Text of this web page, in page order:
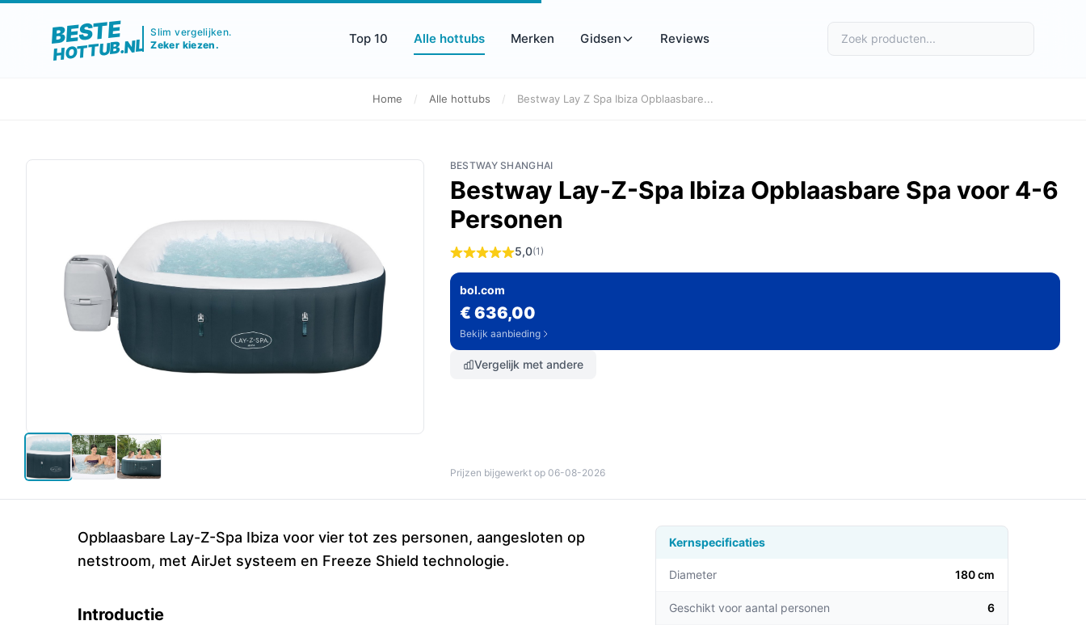
BESTE
HOTTUB.NL
Slim vergelijken.
Zeker kiezen.
Top 10 Alle hottubs Merken Gidsen Reviews
Home / Alle hottubs / Bestway Lay Z Spa Ibiza Opblaasbare...
BESTWAY SHANGHAI
Bestway Lay-Z-Spa Ibiza Opblaasbare Spa voor 4-6
Personen
5,0(1)
bol.com
€ 636,00
Bekijk aanbieding
Vergelijk met andere
Prijzen bijgewerkt op 06-08-2026
Opblaasbare Lay-Z-Spa Ibiza voor vier tot zes personen, aangesloten op
netstroom, met AirJet systeem en Freeze Shield technologie.
Introductie
Kernspecificaties
Diameter 180 cm
Geschikt voor aantal personen 6